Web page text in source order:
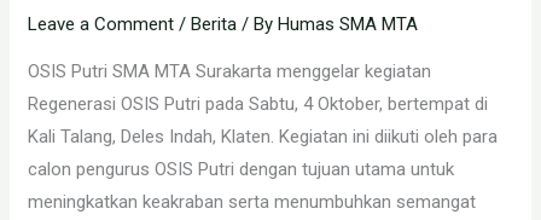
Leave a Comment /Berita / ByHumas SMA MTA
OSIS Putri SMA MTA Surakarta menggelar kegiatan
Regenerasi OSIS Putri pada Sabtu, 4 Oktober, bertempat di
Kali Talang, Deles Indah, Klaten. Kegiatan ini diikuti oleh para
calon pengurus OSIS Putri dengan tujuan utama untuk
meningkatkan keakraban serta menumbuhkan semangat